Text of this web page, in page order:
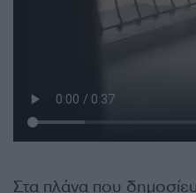
Στα πλάνα που